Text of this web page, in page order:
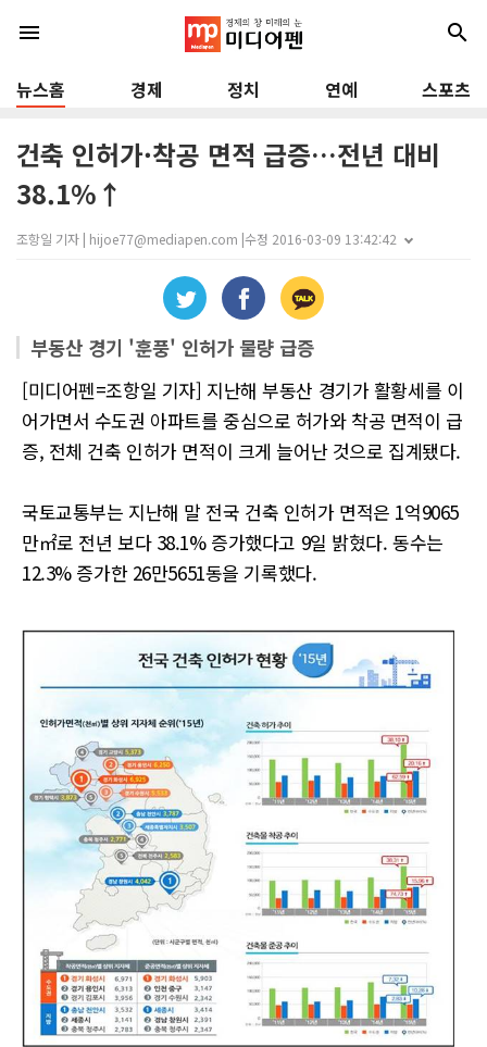
menu search
뉴스홈 경제 정치 연예 스포츠
건축 인허가·착공 면적 급증…전년 대비
38.1%↑
조항일 기자 | hijoe77@mediapen.com |수정 2016-03-09 13:42:42
부동산 경기 '훈풍' 인허가 물량 급증
[미디어펜=조항일 기자] 지난해 부동산 경기가 활황세를 이
어가면서 수도권 아파트를 중심으로 허가와 착공 면적이 급
증, 전체 건축 인허가 면적이 크게 늘어난 것으로 집계됐다.
국토교통부는 지난해 말 전국 건축 인허가 면적은 1억9065
만㎡로 전년 보다 38.1% 증가했다고 9일 밝혔다. 동수는
12.3% 증가한 26만5651동을 기록했다.